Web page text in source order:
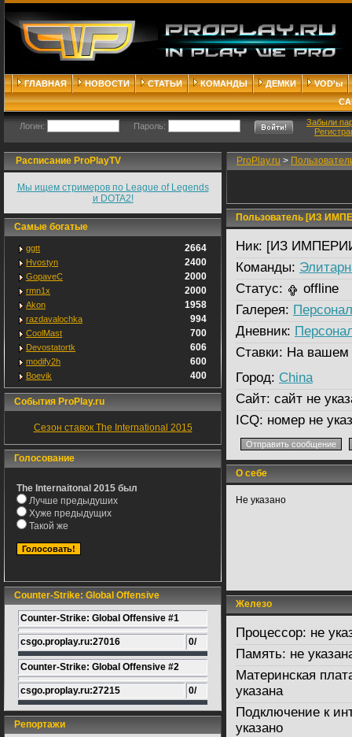
ГЛАВНАЯ НОВОСТИ СТАТЬИ КОМАНДЫ ДЕМКИ
VOD'ы
Логин: Пароль:
Забыли
Расписание ProPlayTV
Мы ищем стримеров по League of Legends
и DOTA2!
Самые богатые
ggtt 2664
Hvostyn 2400
GopaveC 2000
rmn1x 2000
Akon 1958
razdavalochka 994
CoolMast 700
Devostatortk 606
modify2h 600
Boevik 400
События ProPlay.ru
Сезон ставок The International 2015
Голосование
The Internaitonal 2015 был
Лучше предыдуших
Хуже предыдущих
Такой же
Counter-Strike: Global Offensive
Counter-Strike: Global Offensive #1
csgo.proplay.ru:27016 0/
Counter-Strike: Global Offensive #2
csgo.proplay.ru:27215 0/
Репортажи
ProPlay.ru >
Пользователь [ИЗ
Ник: [ИЗ
Команды:
Статус:
offline
Галерея:
Дневник:
Ставки: На вашем
Город: China
Сайт: сайт не
ICQ: номер не
О себе
Не указано
Железо
Процессор: не
Память: не
Материнская
указана
Подключение к
указано